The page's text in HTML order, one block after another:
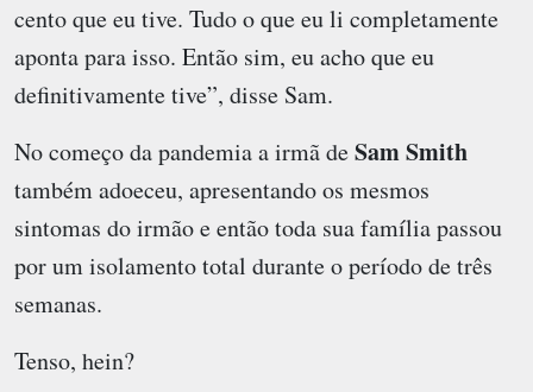
cento que eu tive. Tudo o que eu li completamente
aponta para isso. Então sim, eu acho que eu
definitivamente tive”, disse Sam.
No começo da pandemia a irmã deSam Smith
também adoeceu, apresentando os mesmos
sintomas do irmão e então toda sua família passou
por um isolamento total durante o período de três
semanas.
Tenso, hein?